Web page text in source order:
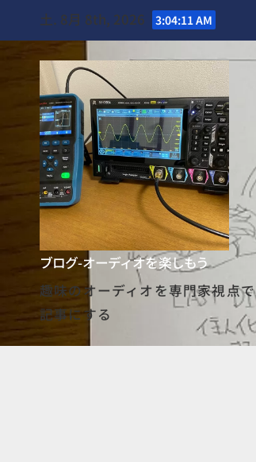
content
土. 8月 8th, 2026 3:04:12 AM
ブログ-オーディオを楽しもう
趣味のオーディオを専門家視点で
記事にする